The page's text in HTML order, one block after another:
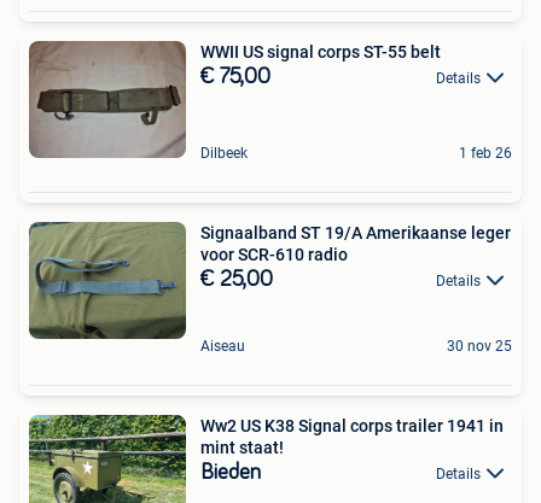
WWII US signal corps ST-55 belt
€ 75,00 Details
Dilbeek 1 feb 26
Signaalband ST 19/A Amerikaanse leger
voor SCR-610 radio
€ 25,00 Details
Aiseau 30 nov 25
Ww2 US K38 Signal corps trailer 1941 in
mint staat!
Bieden Details